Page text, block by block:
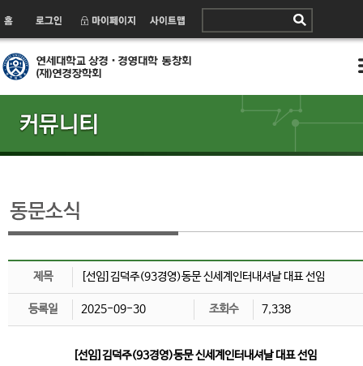
제목 [선임]김덕주(93경영)동문 신세계인터내셔날 대표 선임
등록일 2025-09-30 조회수 7,338
[선임]김덕주(93경영)동문 신세계인터내셔날 대표 선임